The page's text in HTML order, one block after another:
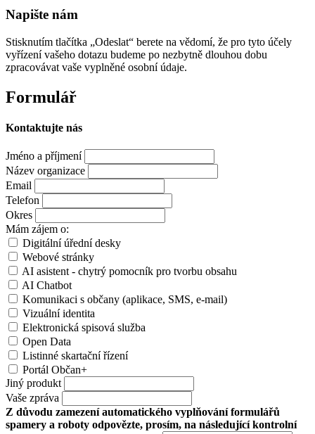
Napište nám
Stisknutím tlačítka „Odeslat“ berete na vědomí, že pro tyto účely
vyřízení vašeho dotazu budeme po nezbytně dlouhou dobu
zpracovávat vaše vyplněné osobní údaje.
Formulář
Kontaktujte nás
Jméno a příjmení
Název organizace
Email
Telefon
Okres
Mám zájem o:
Digitální úřední desky
Webové stránky
AI asistent - chytrý pomocník pro tvorbu obsahu
AI Chatbot
Komunikaci s občany (aplikace, SMS, e-mail)
Vizuální identita
Elektronická spisová služba
Open Data
Listinné skartační řízení
Portál Občan+
Jiný produkt
Vaše zpráva
Z důvodu zamezení automatického vyplňování formulářů
spamery a roboty odpovězte, prosím, na následující kontrolní